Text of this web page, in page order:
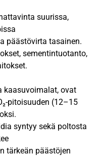
suurissa,
päästövirta tasainen.
sementintuotanto,
kaasuvoimalat, ovat
pitoisuuden (12–15
syntyy sekä poltosta
tärkeän päästöjen